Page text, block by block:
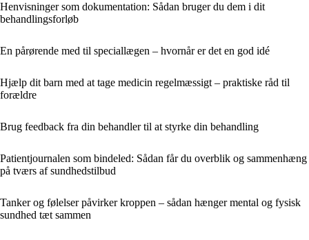
Henvisninger som dokumentation: Sådan bruger du dem i dit
behandlingsforløb
En pårørende med til speciallægen – hvornår er det en god idé
Hjælp dit barn med at tage medicin regelmæssigt – praktiske råd til
forældre
Brug feedback fra din behandler til at styrke din behandling
Patientjournalen som bindeled: Sådan får du overblik og sammenhæng
på tværs af sundhedstilbud
Tanker og følelser påvirker kroppen – sådan hænger mental og fysisk
sundhed tæt sammen